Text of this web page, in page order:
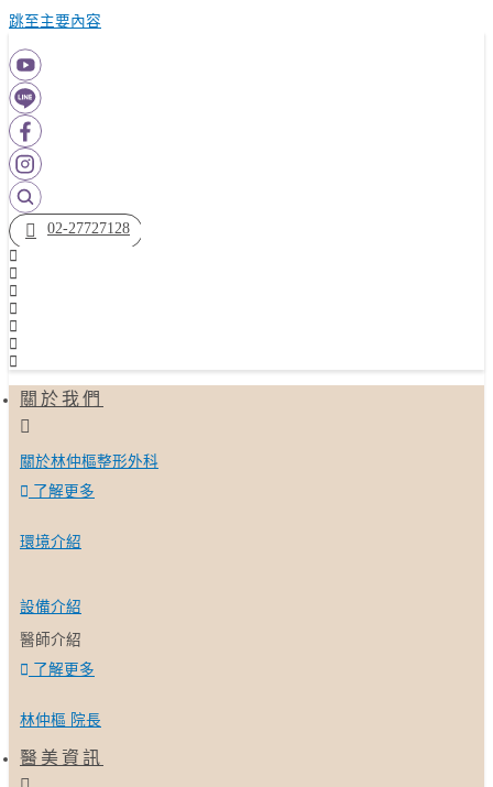
跳至主要內容
02-27727128
關於我們
關於林仲樞整形外科
了解更多
環境介紹
設備介紹
醫師介紹
了解更多
林仲樞 院長
醫美資訊